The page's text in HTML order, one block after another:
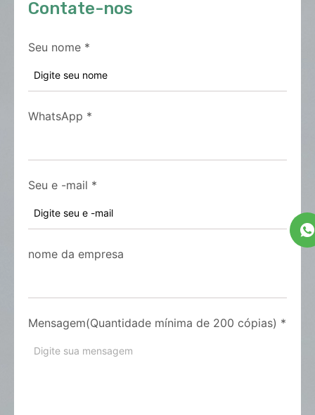
Contate-nos
Seu nome *
WhatsApp *
Seu e -mail *
nome da empresa
Mensagem(Quantidade mínima de 200 cópias) *